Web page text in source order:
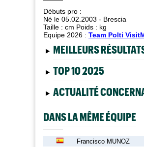
Débuts pro :
Né le 05.02.2003 - Brescia
Taille : cm Poids : kg
Equipe 2026 : Team Polti
MEILLEURS
TOP 10 2025
ACTUALITÉ
DANS LA MÊME ÉQUIPE
Francisco MUNOZ